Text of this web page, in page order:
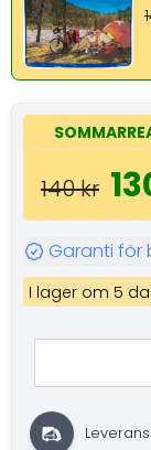
140 kr
Garanti för
I lager om 5